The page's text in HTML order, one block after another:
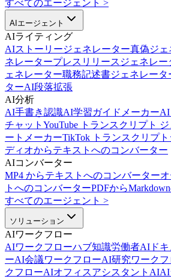
すべてのエージェント >
AIエージェント
AIライティング
AIストーリージェネレーター真偽ジェ
ネレータープレスリリースジェネレー
ェネレーター職務記述書ジェネレータ
ターAI段落拡張
AI分析
AI手書き認識AI学習ガイドメーカーAI
チャット YouTube トランスクリプト
ートメーカーTikTok トランスクリプ
ディオからテキストへのコンバーター
AIコンバーター
MP4 からテキストへのコンバーター
トへのコンバーターPDFから
すべてのエージェント >
ソリューション
AIワークフロー
AIワークフローハブ知識労働者AI ド
ーAI会議ワークフローAI研究ワーク
クフローAIオフィスアシスタントAI